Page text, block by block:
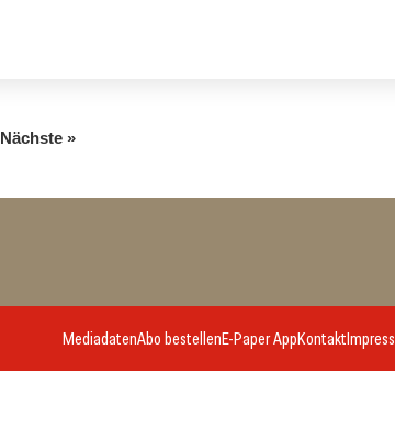
Nächste »
MediadatenAbo bestellenE-Paper AppKontakt